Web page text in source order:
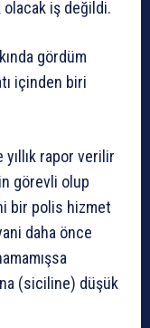
iş değildi.
gördüm
içinden biri
rapor verilir
görevli olup
bir polis hizmet
daha önce
(siciline) düşük